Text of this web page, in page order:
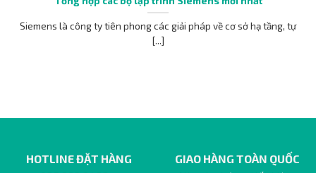
Siemens là công ty tiên phong các giải pháp về cơ sở hạ tầng, tự
[...]
HOTLINE ĐẶT HÀNG
GIAO HÀNG TOÀN QUỐC